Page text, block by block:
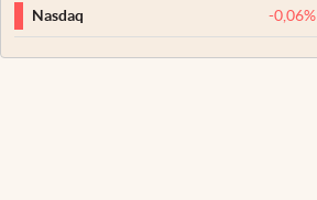
Nasdaq -0,06%